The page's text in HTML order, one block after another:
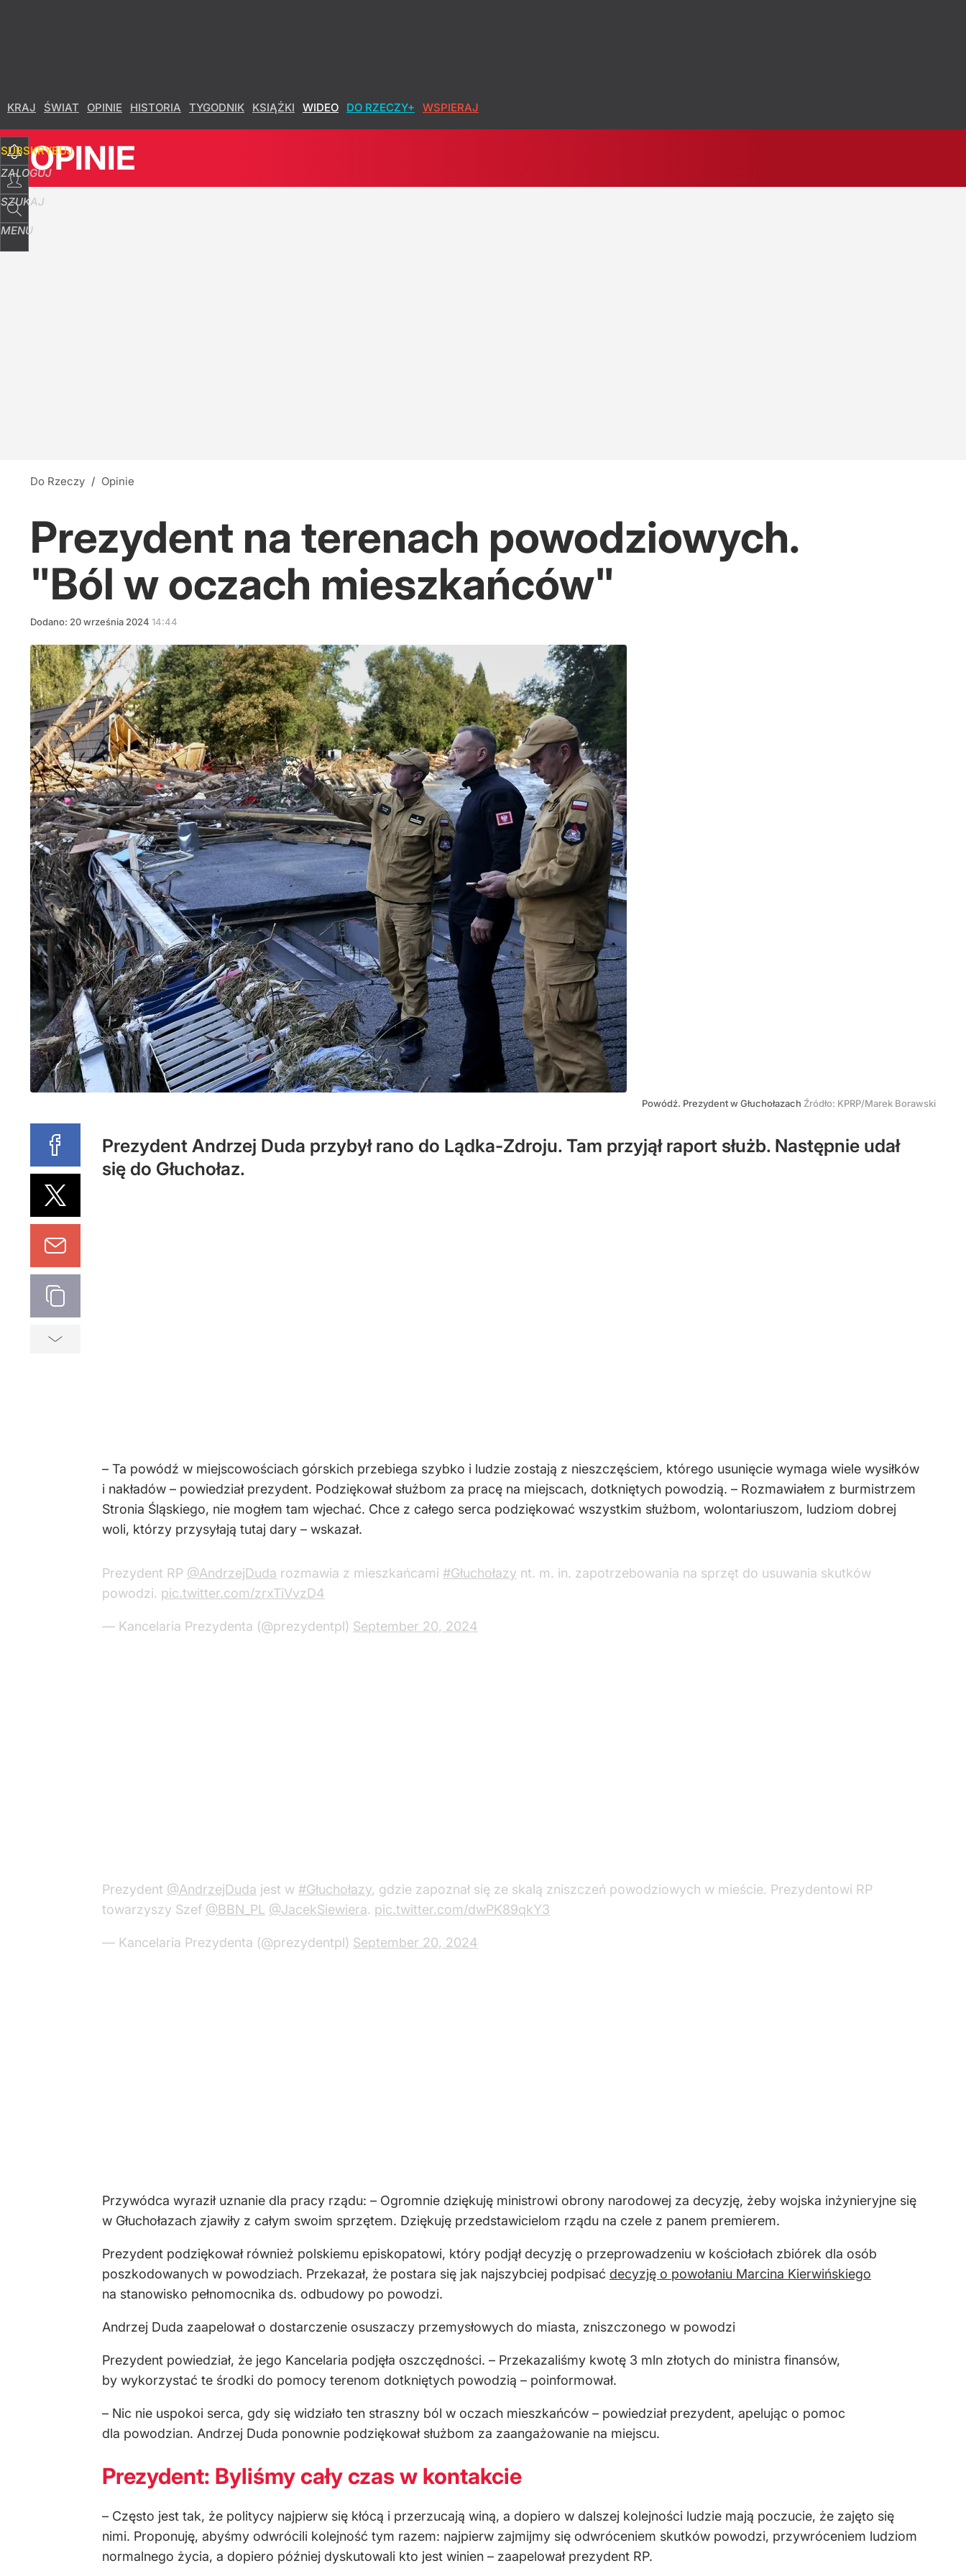
KRAJ ŚWIAT OPINIE HISTORIA TYGODNIK KSIĄŻKI WIDEO DO RZECZY+ WSPIERAJ
SUBSKRYBUJ
ZALOGUJ
SZUKAJ
MENU
OPINIE
Do Rzeczy / Opinie
Prezydent na terenach powodziowych.
"Ból w oczach mieszkańców"
Dodano: 20września 2024 14:44
Powódź. Prezydent w Głuchołazach Źródło: KPRP/Marek Borawski
Prezydent Andrzej Duda przybył rano do Lądka-Zdroju. Tam przyjął raport służb. Następnie udał
się do Głuchołaz.
– Ta powódź w miejscowościach górskich przebiega szybko i ludzie zostają z nieszczęściem, którego usunięcie wymaga wiele wysiłków
i nakładów – powiedział prezydent. Podziękował służbom za pracę na miejscach, dotkniętych powodzią. – Rozmawiałem z burmistrzem
Stronia Śląskiego, nie mogłem tam wjechać. Chce z całego serca podziękować wszystkim służbom, wolontariuszom, ludziom dobrej
woli, którzy przysyłają tutaj dary – wskazał.
Prezydent RP @AndrzejDuda rozmawia z mieszkańcami #Głuchołazy nt. m. in. zapotrzebowania na sprzęt do usuwania skutków
powodzi. pic.twitter.com/zrxTiVvzD4
— Kancelaria Prezydenta (@prezydentpl) September 20, 2024
Prezydent @AndrzejDuda jest w #Głuchołazy, gdzie zapoznał się ze skalą zniszczeń powodziowych w mieście. Prezydentowi RP
towarzyszy Szef @BBN_PL @JacekSiewiera. pic.twitter.com/dwPK89qkY3
— Kancelaria Prezydenta (@prezydentpl) September 20, 2024
Przywódca wyraził uznanie dla pracy rządu: – Ogromnie dziękuję ministrowi obrony narodowej za decyzję, żeby wojska inżynieryjne się
w Głuchołazach zjawiły z całym swoim sprzętem. Dziękuję przedstawicielom rządu na czele z panem premierem.
Prezydent podziękował również polskiemu episkopatowi, który podjął decyzję o przeprowadzeniu w kościołach zbiórek dla osób
poszkodowanych w powodziach. Przekazał, że postara się jak najszybciej podpisać decyzję o powołaniu Marcina Kierwińskiego
na stanowisko pełnomocnika ds. odbudowy po powodzi.
Andrzej Duda zaapelował o dostarczenie osuszaczy przemysłowych do miasta, zniszczonego w powodzi
Prezydent powiedział, że jego Kancelaria podjęła oszczędności. – Przekazaliśmy kwotę 3 mln złotych do ministra finansów,
by wykorzystać te środki do pomocy terenom dotkniętych powodzią – poinformował.
– Nic nie uspokoi serca, gdy się widziało ten straszny ból w oczach mieszkańców – powiedział prezydent, apelując o pomoc
dla powodzian. Andrzej Duda ponownie podziękował służbom za zaangażowanie na miejscu.
Prezydent: Byliśmy cały czas w kontakcie
– Często jest tak, że politycy najpierw się kłócą i przerzucają winą, a dopiero w dalszej kolejności ludzie mają poczucie, że zajęto się
nimi. Proponuję, abyśmy odwrócili kolejność tym razem: najpierw zajmijmy się odwróceniem skutków powodzi, przywróceniem ludziom
normalnego życia, a dopiero później dyskutowali kto jest winien – zaapelował prezydent RP.